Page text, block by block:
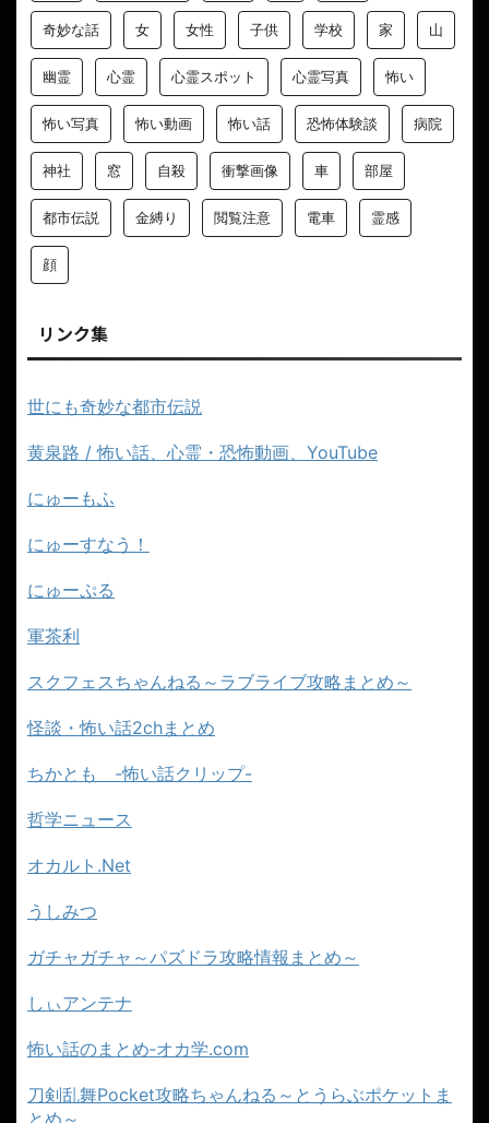
奇妙な話 女 女性 子供 学校 家 山
幽霊 心霊 心霊スポット 心霊写真 怖い
怖い写真 怖い動画 怖い話 恐怖体験談 病院
神社 窓 自殺 衝撃画像 車 部屋
都市伝説 金縛り 閲覧注意 電車 霊感
顔
リンク集
世にも奇妙な都市伝説
黄泉路 / 怖い話、心霊・恐怖動画、YouTube
にゅーもふ
にゅーすなう！
にゅーぷる
軍茶利
スクフェスちゃんねる～ラブライブ攻略まとめ～
怪談・怖い話2chまとめ
ちかとも -怖い話クリップ-
哲学ニュース
オカルト.Net
うしみつ
ガチャガチャ～パズドラ攻略情報まとめ～
しぃアンテナ
怖い話のまとめ‐オカ学.com
刀剣乱舞Pocket攻略ちゃんねる～とうらぶポケットま
とめ～